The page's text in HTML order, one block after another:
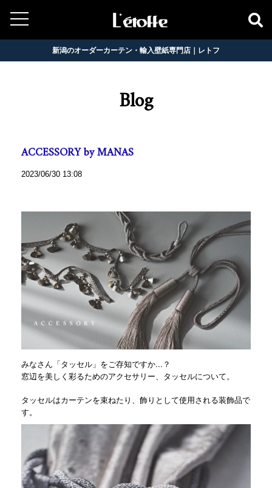
新潟のオーダーカーテン・輸入壁紙専門店｜レトフ
Blog
ACCESSORY by MANAS
2023/06/30 13:08
みなさん「タッセル」をご存知ですか...？
窓辺を美しく彩るためのアクセサリー、タッセルについて。
タッセルはカーテンを束ねたり、飾りとして使用される装飾品で
す。